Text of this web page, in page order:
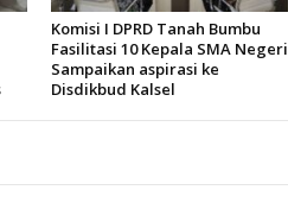
Komisi I DPRD Tanah Bumbu
Fasilitasi 10 Kepala SMA Negeri
Sampaikan aspirasi ke
Disdikbud Kalsel